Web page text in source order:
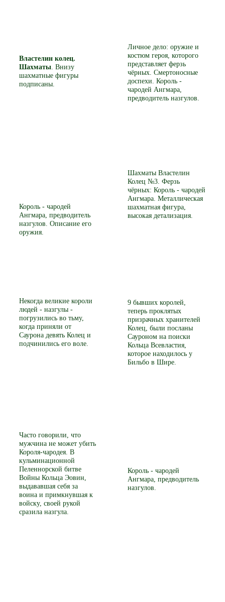
Властелин колец.
Шахматы . Внизу
шахматные фигуры
подписаны.
Личное дело: оружие и
костюм героя, которого
представляет ферзь
чёрных. Смертоносные
доспехи. Король -
чародей Ангмара,
предводитель назгулов.
Король - чародей
Ангмара, предводитель
назгулов. Описание его
оружия.
Шахматы Властелин
Колец №3. Ферзь
чёрных: Король - чародей
Ангмара. Металлическая
шахматная фигура,
высокая детализация.
Некогда великие короли
людей - назгулы -
погрузились во тьму,
когда приняли от
Саурона девять Колец и
подчинились его воле.
9 бывших королей,
теперь проклятых
призрачных хранителей
Колец, были посланы
Сауроном на поиски
Кольца Всевластия,
которое находилось у
Бильбо в Шире.
Часто говорили, что
мужчина не может убить
Короля-чародея. В
кульминационной
Пеленнорской битве
Войны Кольца Эовин,
выдававшая себя за
воина и примкнувшая к
войску, своей рукой
сразила назгула.
Король - чародей
Ангмара, предводитель
назгулов.